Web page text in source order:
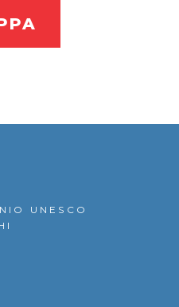
UNESCO